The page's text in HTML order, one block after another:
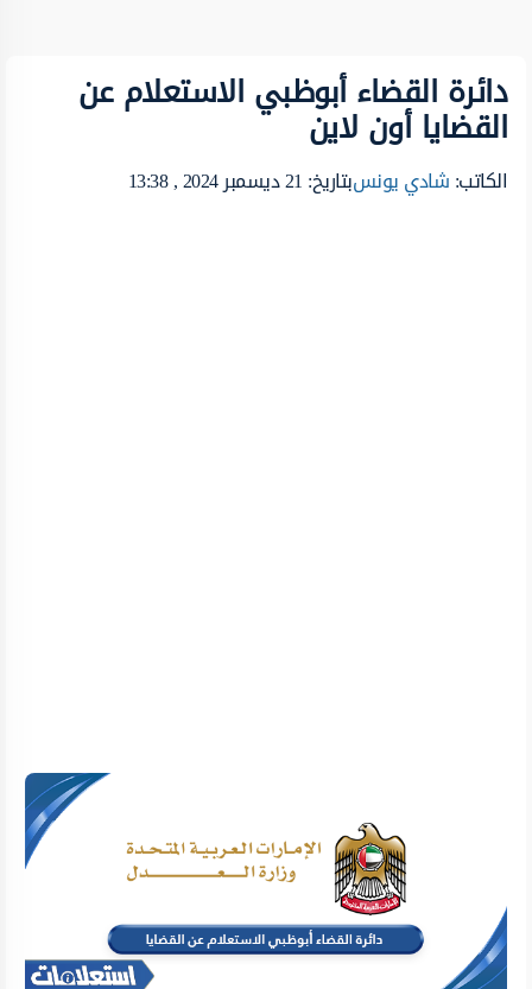
دائرة القضاء أبوظبي الاستعلام عن
القضايا أون لاين
الكاتب:شادي يونسبتاريخ: 21 ديسمبر 2024 , 13:38